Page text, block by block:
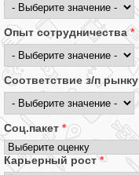
Опыт сотрудничества*
Соответствие з/п рынку
Соц.пакет *
Карьерный рост*